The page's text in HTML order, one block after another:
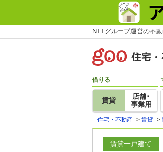
NTTグループ運営の不
借りる
賃貸
店舗･
事業用
住宅・不動産 > 賃貸 >
賃貸一戸建て